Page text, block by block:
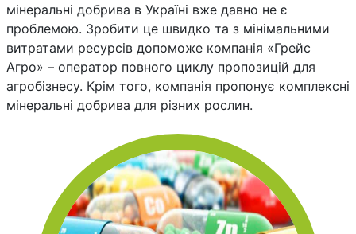
мінеральні добрива в Україні вже давно не є
проблемою. Зробити це швидко та з мінімальними
витратами ресурсів допоможе компанія «Грейс
Агро» – оператор повного циклу пропозицій для
агробізнесу. Крім того, компанія пропонує комплексні
мінеральні добрива для різних рослин.